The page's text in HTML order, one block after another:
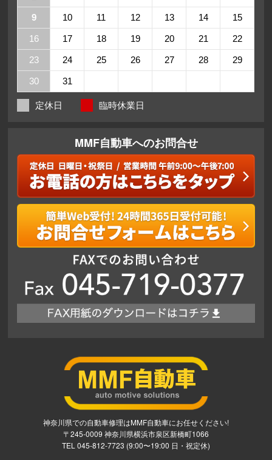
9 10 11 12 13 14 15
16 17 18 19 20 21 22
23 24 25 26 27 28 29
30 31
定休日 臨時休業日
MMF自動車へのお問合せ
神奈川県での自動車修理はMMF自動車にお任せください!
〒245-0009 神奈川県横浜市泉区新橋町1066
TEL 045-812-7723 (9:00〜19:00 日・祝定休)